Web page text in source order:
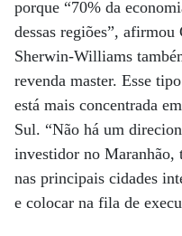
porque “70% da
dessas regiões”,
Sherwin-Williams
revenda master. Esse
está mais concentrada
Sul. “Não há um
investidor no Maranhão,
nas principais cidades
e colocar na fila de